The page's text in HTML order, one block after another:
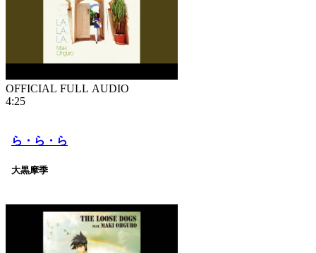
OFFICIAL FULL AUDIO
4:25
ら・ら・ら
大黒摩季